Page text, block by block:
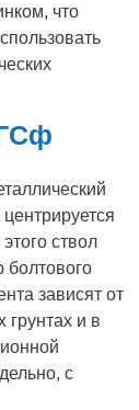
что
ствол
зависят от
грунтах и в
с